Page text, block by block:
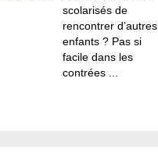
scolarisés de
rencontrer d’autres
enfants ? Pas si
facile dans les
contrées ...